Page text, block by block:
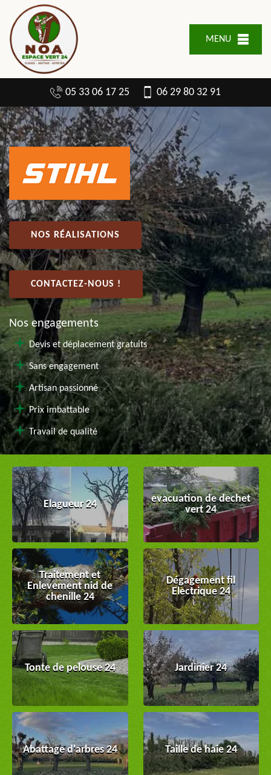
MENU
05 33 06 17 25 06 29 80 32 91
NOS RÉALISATIONS
CONTACTEZ-NOUS !
Nos engagements
Devis et déplacement gratuits
Sans engagement
Artisan passionné
Prix imbattable
Travail de qualité
Elagueur 24
evacuation de dechet
vert 24
Traitement et
Enlevement nid de
chenille 24
Dégagement fil
Electrique 24
Tonte de pelouse 24 Jardinier 24
Abattage d'arbres 24 Taille de haie 24